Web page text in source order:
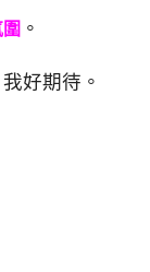
。
我好期待。